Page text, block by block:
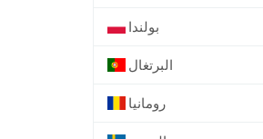
بولندا
البرتغال
رومانيا